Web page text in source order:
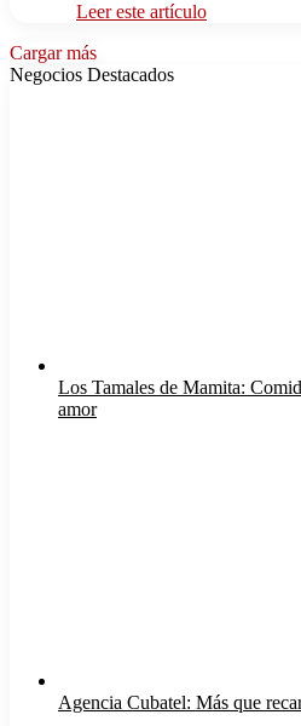
Leer este artículo
Cargar más
Negocios Destacados
Los Tamales de Mamita:
amor
Agencia Cubatel: Más que